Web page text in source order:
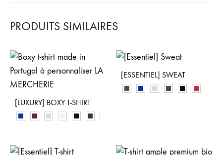
PRODUITS SIMILAIRES
[LUXURY] BOXY T-SHIRT
[ESSENTIEL] SWEAT